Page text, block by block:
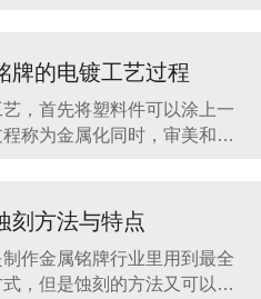
度合适、底面平整、色彩饱
面色泽一致等特点。下面介
绍一下不锈钢铭牌的相关知识。 不锈钢是一
牌的电镀工艺过程
，首先将塑料件可以涂上一
称为金属化同时，审美和机
的本质特征，往往是通过金
件类似的应用程序使用金属
体重较低，具有较高的耐腐
刻方法与特点
作金属铭牌行业里用到最全
，但是蚀刻的方法又可以分